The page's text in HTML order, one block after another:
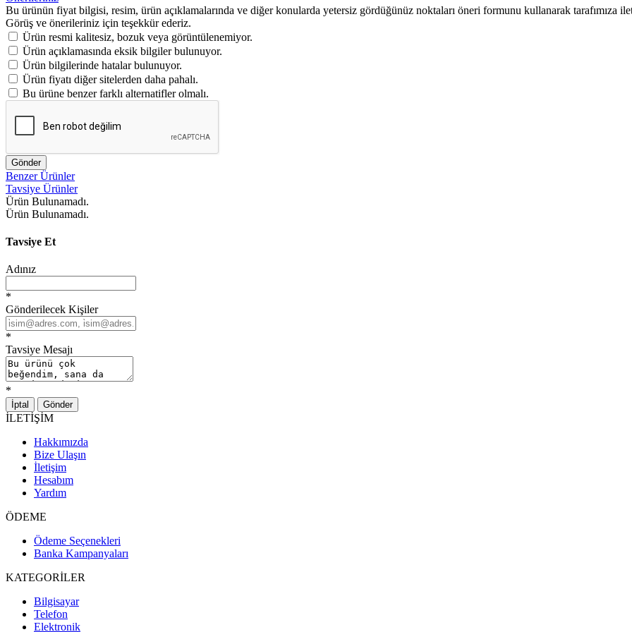
Bu ürünün fiyat bilgisi, resim, ürün açıklamalarında ve diğer konularda yetersiz gördüğünüz noktaları öneri formunu kullanarak tarafımıza
Görüş ve önerileriniz için teşekkür ederiz.
Ürün resmi kalitesiz, bozuk veya görüntülenemiyor.
Ürün açıklamasında eksik bilgiler bulunuyor.
Ürün bilgilerinde hatalar bulunuyor.
Ürün fiyatı diğer sitelerden daha pahalı.
Bu ürüne benzer farklı alternatifler olmalı.
Gönder
Benzer Ürünler
Tavsiye Ürünler
Ürün Bulunamadı.
Ürün Bulunamadı.
Tavsiye Et
Adınız
*
Gönderilecek Kişiler
*
Tavsiye Mesajı
*
İptal Gönder
İLETİŞİM
Hakkımızda
Bize Ulaşın
İletişim
Hesabım
Yardım
ÖDEME
Ödeme Seçenekleri
Banka Kampanyaları
KATEGORİLER
Bilgisayar
Telefon
Elektronik